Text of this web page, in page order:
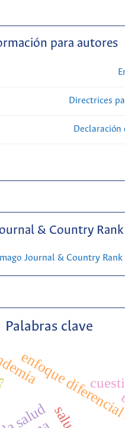
para autores
Directrices
& Country Rank
Palabras clave
enfoque